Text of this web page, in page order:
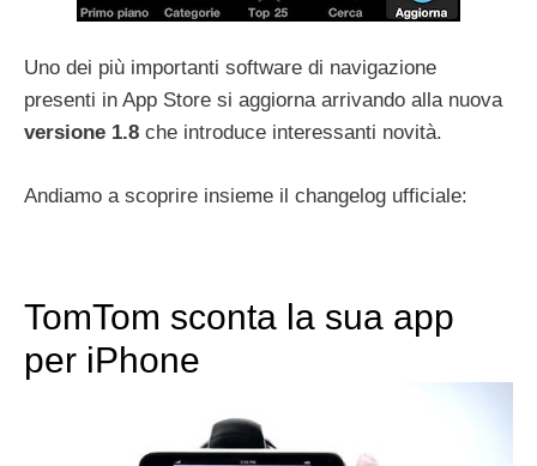
Uno dei più importanti software di navigazione
presenti in App Store si aggiorna arrivando alla nuova
versione 1.8 che introduce interessanti novità.
Andiamo a scoprire insieme il changelog ufficiale:
TomTom sconta la sua app
per iPhone